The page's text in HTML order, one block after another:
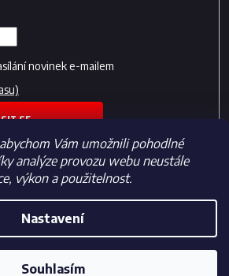
Vám umožnili pohodlné
analýze provozu webu neustále
výkon a použitelnost.
Nastavení
Souhlasím
novinek e-mailem
SE
Vytvořil Shoptet
Fotbalfans.cz. Všechna práva vyhrazena.